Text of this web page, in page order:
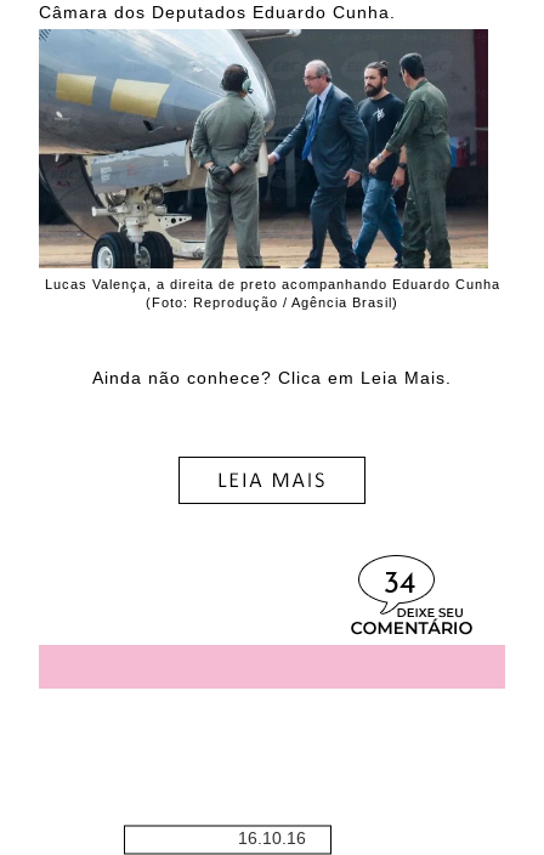
Câmara dos Deputados Eduardo Cunha.
Lucas Valença, a direita de preto acompanhando Eduardo Cunha
(Foto: Reprodução / Agência Brasil)
Ainda não conhece? Clica em Leia Mais.
34
16.10.16